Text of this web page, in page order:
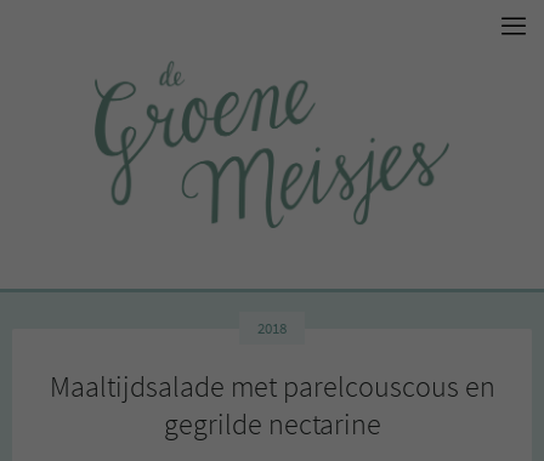
2018
Maaltijdsalade met parelcouscous en
gegrilde nectarine